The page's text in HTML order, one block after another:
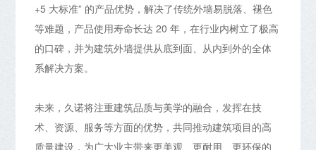
+5 大标准” 的产品优势，解决了传统外墙易脱落、褪色
等难题，产品使用寿命长达 20 年，在行业内树立了极高
的口碑，并为建筑外墙提供从底到面、从内到外的全体
系解决方案。
未来，久诺将注重建筑品质与美学的融合，发挥在技
术、资源、服务等方面的优势，共同推动建筑项目的高
质量建设，为广大业主带来更美观、更耐用、更环保的